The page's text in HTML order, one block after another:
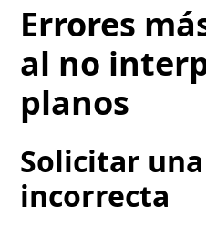
Errores
al no
planos
Solicitar
incorrecta